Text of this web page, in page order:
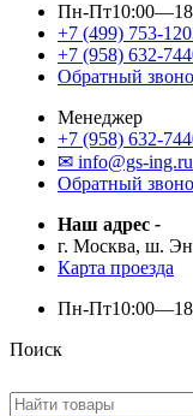
Пн-Пт
+7 (499) 753-
+7 (958) 632-
Обратный
Менеджер
+7 (958) 632-
✉ info@gs-ing.ru
Обратный
Наш адрес -
г. Москва, ш.
Карта проезда
Пн-Пт
Поиск